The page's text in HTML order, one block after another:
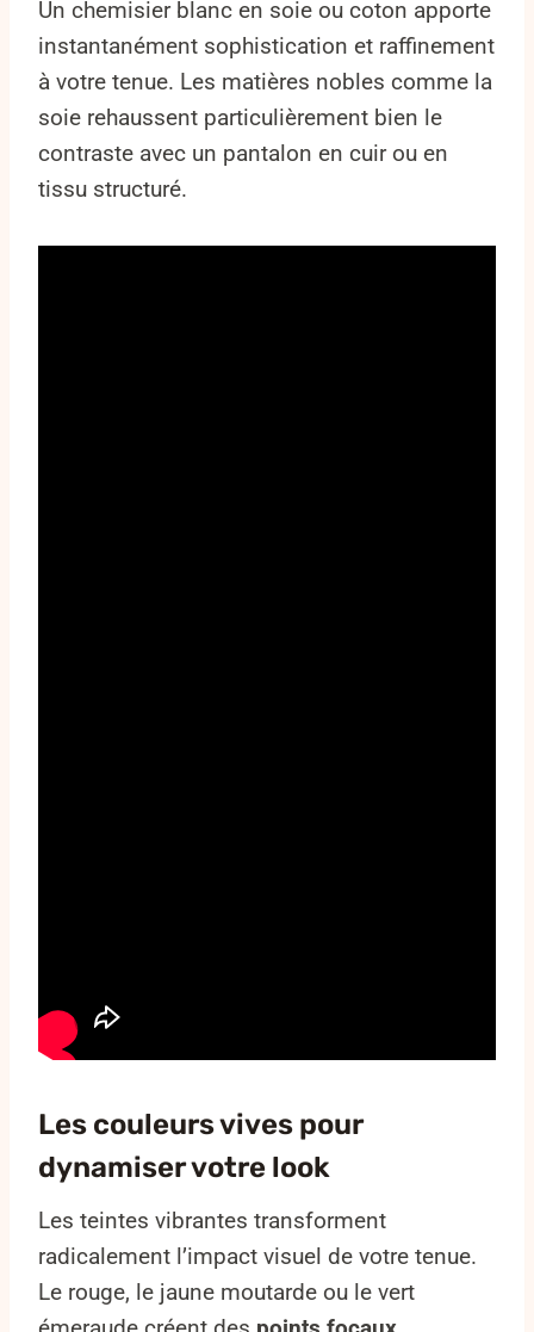
Un chemisier blanc en soie ou coton apporte
instantanément sophistication et raffinement
à votre tenue. Les matières nobles comme la
soie rehaussent particulièrement bien le
contraste avec un pantalon en cuir ou en
tissu structuré.
Les couleurs vives pour
dynamiser votre look
Les teintes vibrantes transforment
radicalement l’impact visuel de votre tenue.
Le rouge, le jaune moutarde ou le vert